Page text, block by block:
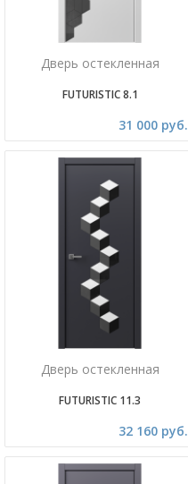
Дверь остекленная
FUTURISTIC 8.1
31 000 руб.
Дверь остекленная
FUTURISTIC 11.3
32 160 руб.